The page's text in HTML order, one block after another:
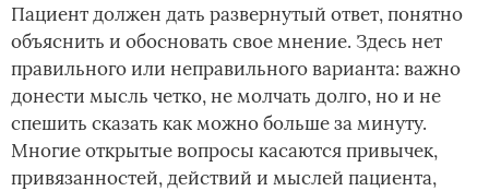
Пациент должен дать развернутый ответ, понятно
объяснить и обосновать свое мнение. Здесь нет
правильного или неправильного варианта: важно
донести мысль четко, не молчать долго, но и не
спешить сказать как можно больше за минуту.
Многие открытые вопросы касаются привычек,
привязанностей, действий и мыслей пациента,